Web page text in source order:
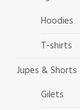
Hoodies
T-shirts
Jupes & Shorts
Gilets